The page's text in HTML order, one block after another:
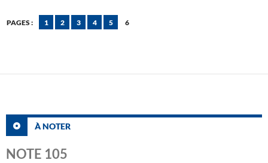
PAGES : 1 2 3 4 5 6
À NOTER
NOTE 105